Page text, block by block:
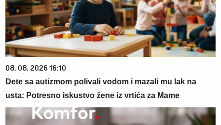
08. 08. 2026 16:10
Dete sa autizmom polivali vodom i mazali mu lak na
usta: Potresno iskustvo žene iz vrtića za Mame